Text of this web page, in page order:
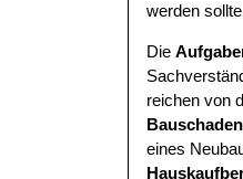
werden
Die
reichen von
Bauschaden
eines